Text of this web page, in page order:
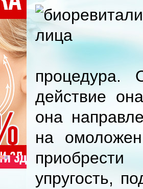
процедура.
действие
она
на
упругость,